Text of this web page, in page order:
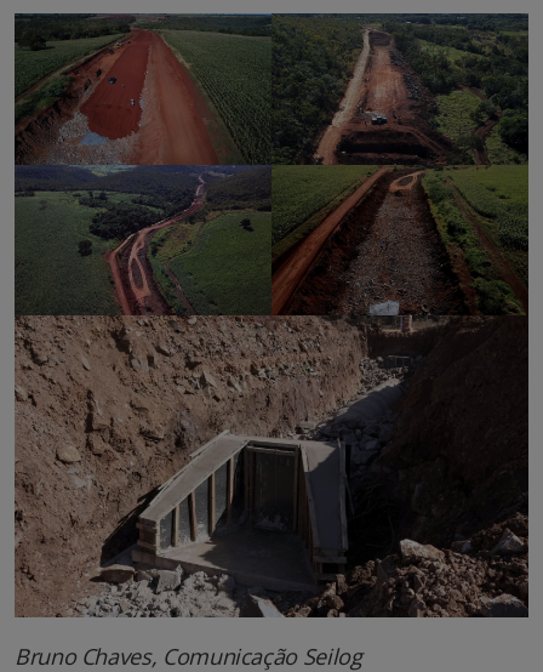
Bruno Chaves, Comunicação Seilog